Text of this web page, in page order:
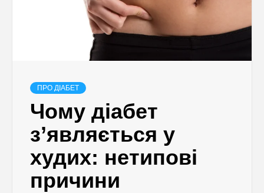
ПРО ДІАБЕТ
Чому діабет
з’являється у
худих: нетипові
причини